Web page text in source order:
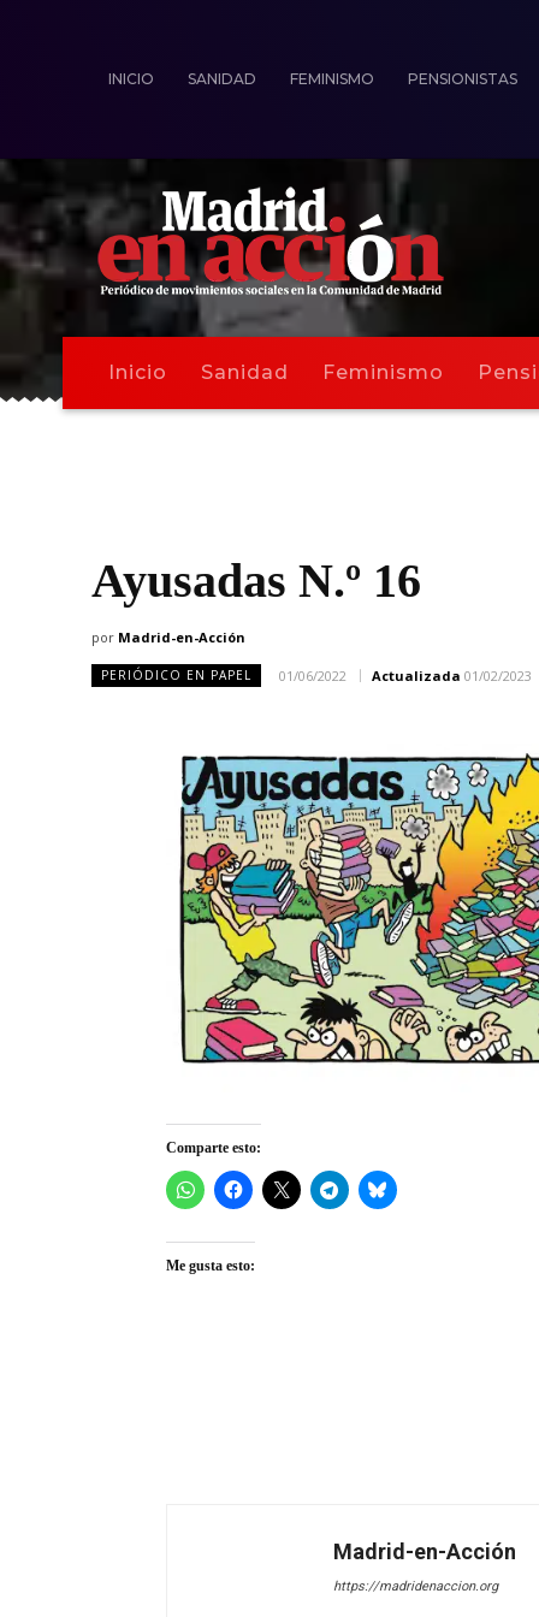
INICIO SANIDAD FEMINISMO PENSIONISTAS
Inicio Sanidad Feminismo
Ayusadas N.º 16
por Madrid-en-Acción
PERIÓDICO EN PAPEL 01/06/2022 Actualizada 01/02/2023
Comparte esto:
Me gusta esto:
Madrid-en-Acción
https://madridenaccion.org